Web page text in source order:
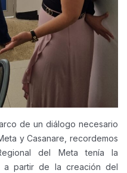
de un diálogo necesario
y Casanare, recordemos
del Meta tenía la
a partir de la creación del